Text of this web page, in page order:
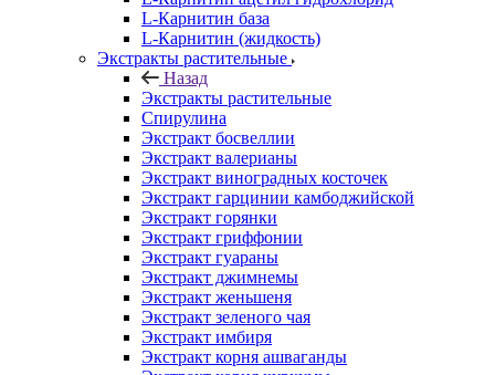
L-Карнитин база
L-Карнитин (жидкость)
Экстракты растительные
Назад
Экстракты растительные
Спирулина
Экстракт босвеллии
Экстракт валерианы
Экстракт виноградных косточек
Экстракт гарцинии камбоджийской
Экстракт горянки
Экстракт гриффонии
Экстракт гуараны
Экстракт джимнемы
Экстракт женьшеня
Экстракт зеленого чая
Экстракт имбиря
Экстракт корня ашваганды